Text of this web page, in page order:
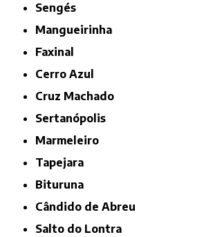
Sengés
Mangueirinha
Faxinal
Cerro Azul
Cruz Machado
Sertanópolis
Marmeleiro
Tapejara
Bituruna
Cândido de Abreu
Salto do Lontra